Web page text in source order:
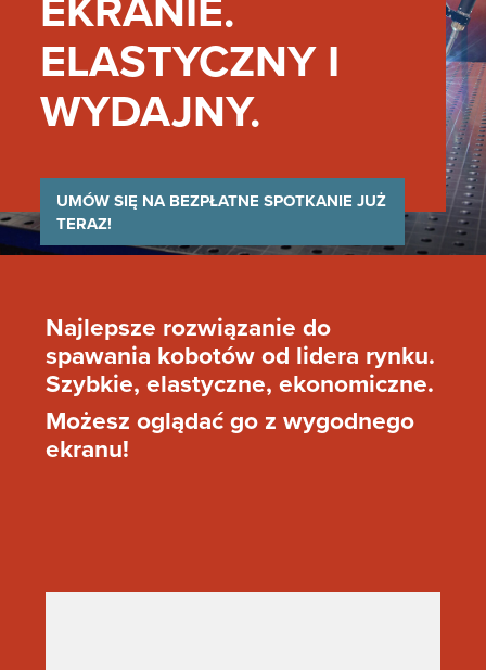
ELASTYCZNY I
WYDAJNY.
UMÓW SIĘ NA BEZPŁATNE SPOTKANIE JUŻ
TERAZ!
Najlepsze rozwiązanie do
spawania kobotów od lidera rynku.
Szybkie, elastyczne, ekonomiczne.
Możesz oglądać go z wygodnego
ekranu!